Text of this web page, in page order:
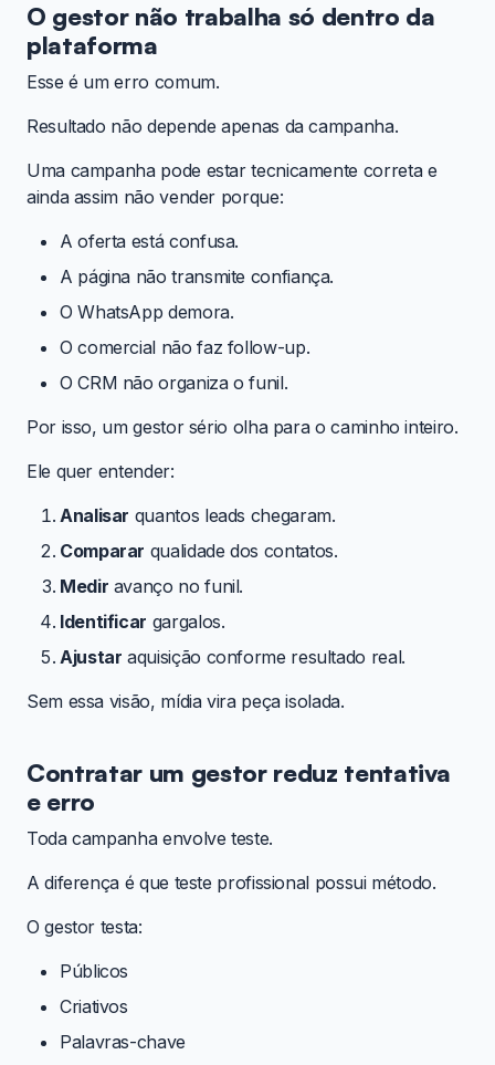
O gestor não trabalha só dentro da
plataforma
Esse é um erro comum.
Resultado não depende apenas da campanha.
Uma campanha pode estar tecnicamente correta e
ainda assim não vender porque:
A oferta está confusa.
A página não transmite confiança.
O WhatsApp demora.
O comercial não faz follow-up.
O CRM não organiza o funil.
Por isso, um gestor sério olha para o caminho inteiro.
Ele quer entender:
Analisar quantos leads chegaram.
Comparar qualidade dos contatos.
Medir avanço no funil.
Identificar gargalos.
Ajustar aquisição conforme resultado real.
Sem essa visão, mídia vira peça isolada.
Contratar um gestor reduz tentativa
e erro
Toda campanha envolve teste.
A diferença é que teste profissional possui método.
O gestor testa:
Públicos
Criativos
Palavras-chave